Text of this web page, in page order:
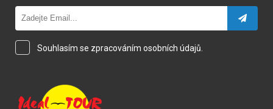
Souhlasím se zpracováním osobních údajů.